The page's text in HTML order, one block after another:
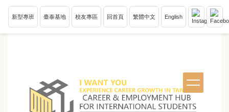
跳
到
新型專班 臺泰基地 校友專區 回首頁 繁體中文 English